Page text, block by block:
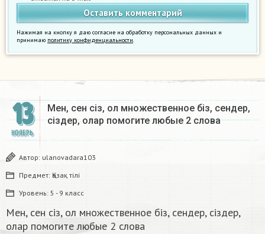
Нажимая на кнопку я даю согласие на обработку персональных данных и
принимаю политику конфиденциальности.
13
НОЯБРЬ
Мен, сен сіз, ол множественное біз, сендер,
сіздер, олар помогите любые 2 слова ​
Автор: ulanovadara103
Предмет: Қазақ тiлi
Уровень: 5 - 9 класс
Мен, сен сіз, ол множественное біз, сендер, сіздер,
олар помогите любые 2 слова ​